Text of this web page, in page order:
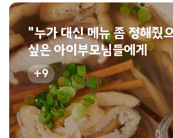
"누가 대신 메뉴 좀 정해줬
싶은 아이부모님들에게
9